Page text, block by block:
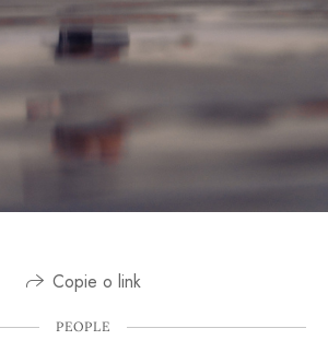
Copie o link
PEOPLE